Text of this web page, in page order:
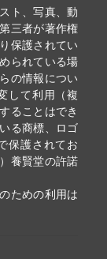
ト、写真、動
三者が著作権
保護されてい
られている場
の情報につい
して利用（複
ることはでき
る商標、ロゴ
保護されてお
養賢堂の許諾
ための利用は